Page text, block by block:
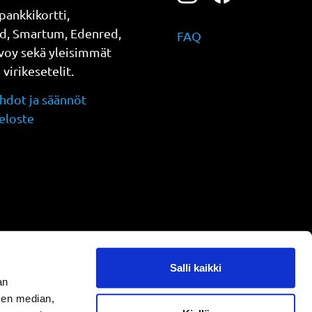
median,
Salli kaikki
Smartum, Edenred,
sekä yleisimmät
virikesetelit.
ja säännöt
FAQ